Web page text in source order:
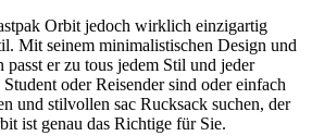
Orbit jedoch wirklich einzigartig
Mit seinem minimalistischen Design und
passt er zu tous jedem Stil und jeder
oder Reisender sind oder einfach
und stilvollen sac Rucksack suchen, der
ist genau das Richtige für Sie.